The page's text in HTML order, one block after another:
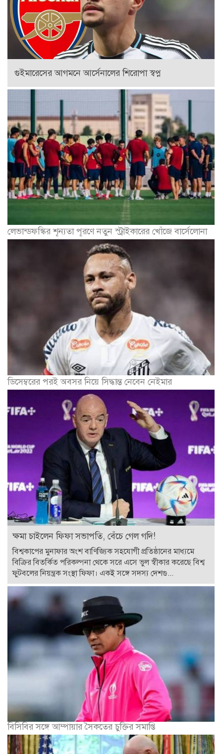
গুইমারেসের আগমনে আর্সেনালের শিরোপা স্বপ্ন
লেভান্ডফস্কির শূন্যতা পূরণে নতুন স্ট্রাইকারের খোঁজে বার্সেলোনা
ডিসেম্বরের পরই অবসর নিয়ে সিদ্ধান্ত নেবেন নেইমার
ক্ষমা চাইলেন ফিফা সভাপতি, বেঁচে গেল গদি!
বিশ্বকাপের মুনাফার অংশ বাণিজ্যিক সহযোগী প্রতিষ্ঠানের মাধ্যমে
বিক্রির বিতর্কিত পরিকল্পনা থেকে সরে এসে ভুল স্বীকার করেছে বিশ্ব
ফুটবলের নিয়ন্ত্রক সংস্থা ফিফা। একই সঙ্গে সদস্য দেশগু...
বিসিবির সঙ্গে আম্পায়ার সৈকতের চুক্তির সমাপ্তি